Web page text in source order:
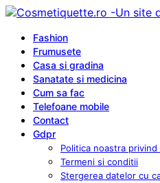
Fashion
Frumusete
Casa si gradina
Sanatate si medicina
Cum sa fac
Telefoane mobile
Contact
Gdpr
Politica noastra privind
Termeni si conditii
Stergerea datelor cu